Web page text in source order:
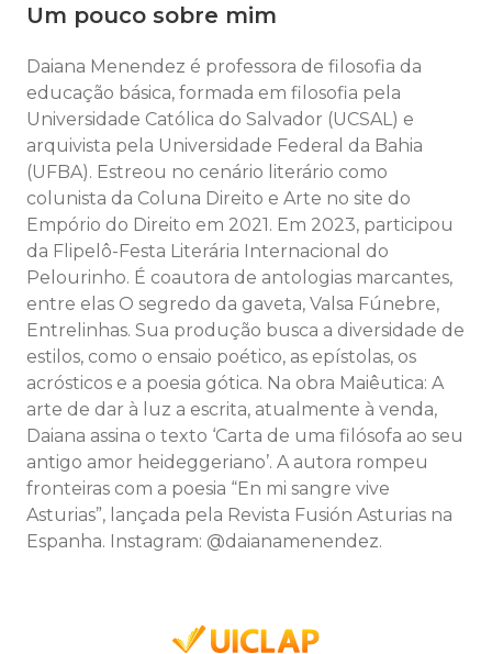
Um pouco sobre mim
Daiana Menendez é professora de filosofia da
educação básica, formada em filosofia pela
Universidade Católica do Salvador (UCSAL) e
arquivista pela Universidade Federal da Bahia
(UFBA). Estreou no cenário literário como
colunista da Coluna Direito e Arte no site do
Empório do Direito em 2021. Em 2023, participou
da Flipelô-Festa Literária Internacional do
Pelourinho. É coautora de antologias marcantes,
entre elas O segredo da gaveta, Valsa Fúnebre,
Entrelinhas. Sua produção busca a diversidade de
estilos, como o ensaio poético, as epístolas, os
acrósticos e a poesia gótica. Na obra Maiêutica: A
arte de dar à luz a escrita, atualmente à venda,
Daiana assina o texto ‘Carta de uma filósofa ao seu
antigo amor heideggeriano’. A autora rompeu
fronteiras com a poesia “En mi sangre vive
Asturias”, lançada pela Revista Fusión Asturias na
Espanha. Instagram: @daianamenendez.